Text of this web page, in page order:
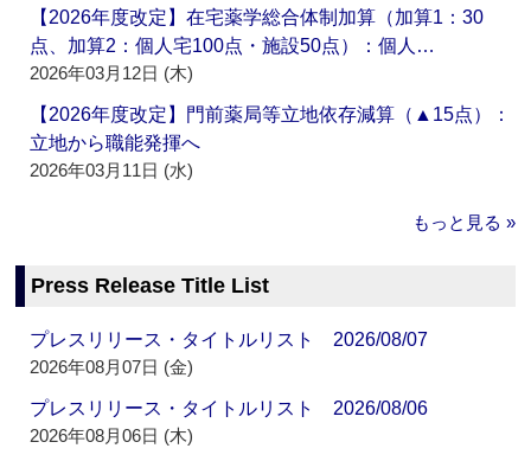
【2026年度改定】在宅薬学総合体制加算（加算1：30
点、加算2：個人宅100点・施設50点）：個人…
2026年03月12日 (木)
【2026年度改定】門前薬局等立地依存減算（▲15点）：
立地から職能発揮へ
2026年03月11日 (水)
もっと見る »
Press Release Title List
プレスリリース・タイトルリスト 2026/08/07
2026年08月07日 (金)
プレスリリース・タイトルリスト 2026/08/06
2026年08月06日 (木)